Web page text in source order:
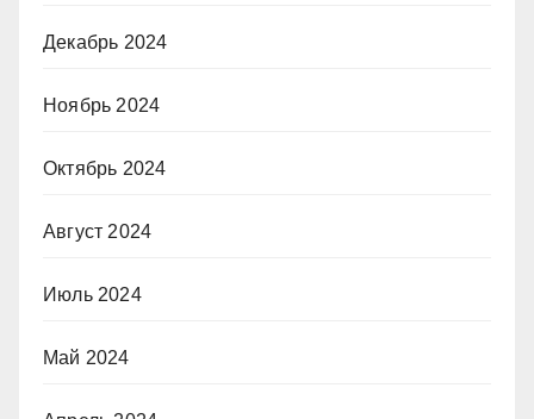
Декабрь 2024
Ноябрь 2024
Октябрь 2024
Август 2024
Июль 2024
Май 2024